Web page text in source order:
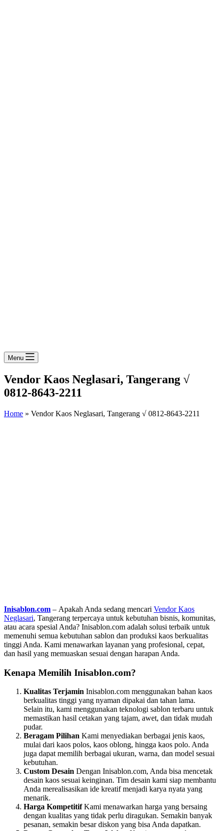
Menu
Vendor Kaos Neglasari, Tangerang √
0812-8643-2211
Home » Vendor Kaos Neglasari, Tangerang √ 0812-8643-2211
Inisablon.com – Apakah Anda sedang mencari Vendor Kaos
Neglasari, Tangerang terpercaya untuk kebutuhan bisnis, komunitas,
atau acara spesial Anda? Inisablon.com adalah solusi terbaik untuk
memenuhi semua kebutuhan sablon dan produksi kaos berkualitas
tinggi Anda. Kami menawarkan layanan yang profesional, cepat,
dan hasil yang memuaskan sesuai dengan harapan Anda.
Kenapa Memilih Inisablon.com?
Kualitas Terjamin Inisablon.com menggunakan bahan kaos
berkualitas tinggi yang nyaman dipakai dan tahan lama.
Selain itu, kami menggunakan teknologi sablon terbaru untuk
memastikan hasil cetakan yang tajam, awet, dan tidak mudah
pudar.
Beragam Pilihan Kami menyediakan berbagai jenis kaos,
mulai dari kaos polos, kaos oblong, hingga kaos polo. Anda
juga dapat memilih berbagai ukuran, warna, dan model sesuai
kebutuhan.
Custom Desain Dengan Inisablon.com, Anda bisa mencetak
desain kaos sesuai keinginan. Tim desain kami siap membantu
Anda merealisasikan ide kreatif menjadi karya nyata yang
menarik.
Harga KompetitifKami menawarkan harga yang bersaing
dengan kualitas yang tidak perlu diragukan. Semakin banyak
pesanan, semakin besar diskon yang bisa Anda dapatkan.